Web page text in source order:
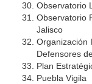
Observatorio
Observatorio
Jalisco
Organización
Defensores
Plan
Puebla Vigila